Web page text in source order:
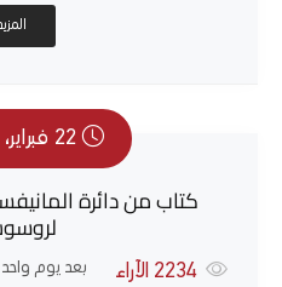
22 فبراير، 2014
كتاب من دائرة
الآراء
بعد يوم